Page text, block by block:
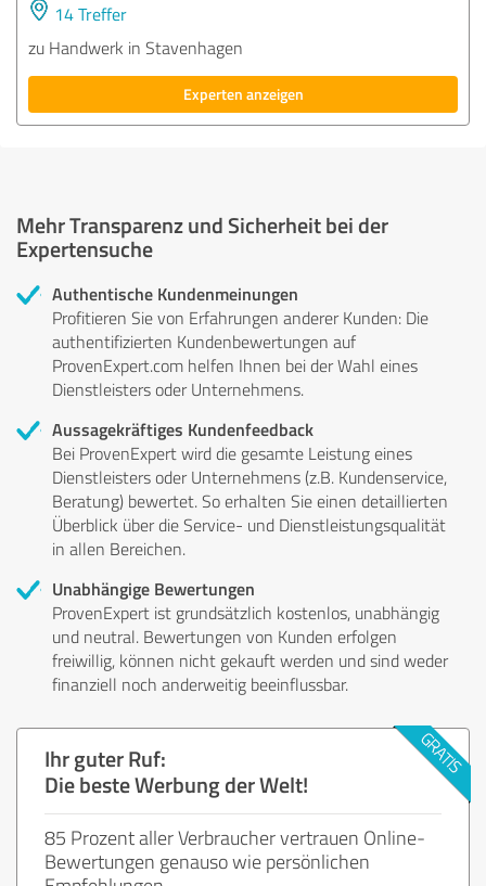
14 Treffer
zu Handwerk in Stavenhagen
Experten anzeigen
Mehr Transparenz und Sicherheit bei der
Expertensuche
Authentische Kundenmeinungen
Profitieren Sie von Erfahrungen anderer Kunden: Die
authentifizierten Kundenbewertungen auf
ProvenExpert.com helfen Ihnen bei der Wahl eines
Dienstleisters oder Unternehmens.
Aussagekräftiges Kundenfeedback
Bei ProvenExpert wird die gesamte Leistung eines
Dienstleisters oder Unternehmens (z.B. Kundenservice,
Beratung) bewertet. So erhalten Sie einen detaillierten
Überblick über die Service- und Dienstleistungsqualität
in allen Bereichen.
Unabhängige Bewertungen
ProvenExpert ist grundsätzlich kostenlos, unabhängig
und neutral. Bewertungen von Kunden erfolgen
freiwillig, können nicht gekauft werden und sind weder
finanziell noch anderweitig beeinflussbar.
Ihr guter Ruf:
Die beste Werbung der Welt!
85 Prozent aller Verbraucher vertrauen Online-
Bewertungen genauso wie persönlichen